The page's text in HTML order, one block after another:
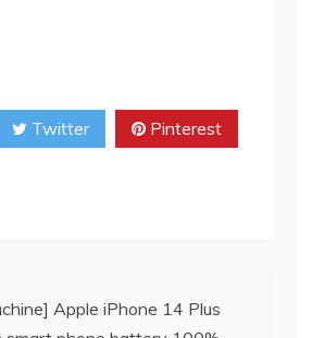
Twitter Pinterest
Apple iPhone 14 Plus